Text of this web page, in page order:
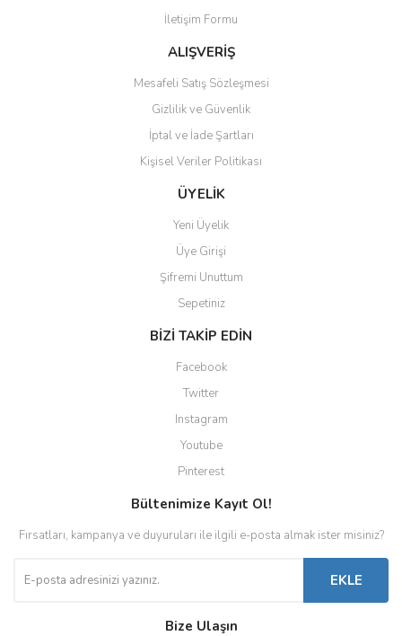
Ürün fiyatı diğer sitelerden daha pahalı.
Bu ürüne benzer farklı alternatifler olmalı.
Gönder
İletişim Formu
ALIŞVERİŞ
Mesafeli Satış Sözleşmesi
Gizlilik ve Güvenlik
İptal ve İade Şartları
Kişisel Veriler Politikası
ÜYELİK
Yeni Üyelik
Üye Girişi
Şifremi Unuttum
Sepetiniz
BİZİ TAKİP EDİN
Facebook
Twitter
Instagram
Youtube
Pinterest
Bültenimize Kayıt Ol!
Fırsatları, kampanya ve duyuruları ile ilgili e-posta almak ister misiniz?
EKLE
Bize Ulaşın